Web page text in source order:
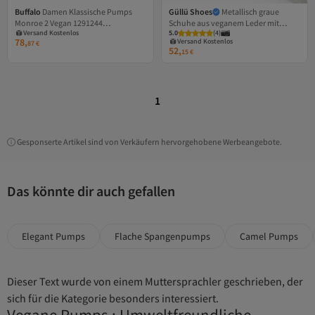
Buffalo Damen Klassische Pumps
Monroe 2 Vegan 1291244
Silberfarben Silver Kunstleder
Versand Kostenlos
Gratis Versand
Versand Kostenlos
78,87€
Güllü Shoes
Metallisch graue
Schuhe aus veganem Leder mit
Schlangenledermuster und dünnem
Absatz – 9 cm spitzer Zehenbereich,
stilvoll und bequem
5.0 (4)
Versand Kostenlos
Gratis Versand
Versand Kostenlos
52,15€
1
Gesponserte Artikel sind von Verkäufern hervorgehobene Werbeangebote.
Das könnte dir auch gefallen
Elegant Pumps Flache Spangenpumps Camel Pumps
Dieser Text wurde von einem Muttersprachler geschrieben, der
sich für die Kategorie besonders interessiert.